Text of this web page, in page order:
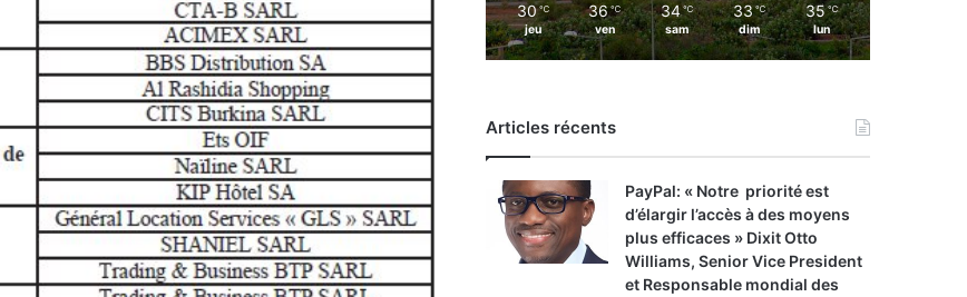
30 ℃
jeu
36 ℃
ven
34 ℃
sam
33 ℃
dim
35 ℃
lun
Articles récents
PayPal: « Notre priorité est
d’élargir l’accès à des moyens
plus efficaces » Dixit Otto
Williams, Senior Vice President
et Responsable mondial des